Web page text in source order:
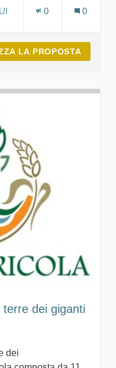
0 0
LA PROPOSTA
terre dei giganti
dei